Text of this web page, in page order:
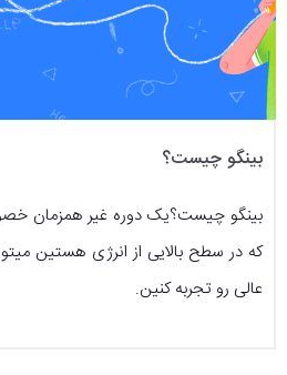
بینگو چیست؟
بینگو چیست؟یک دوره غیر همزمان
که در سطح بالایی از انرژی هستین
عالی رو تجربه کنین.